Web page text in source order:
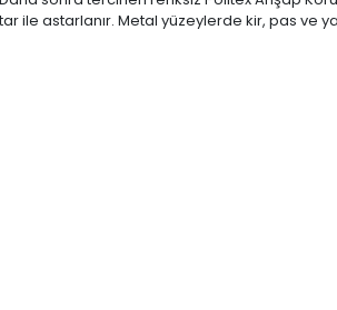
ile astarlanır. Metal yüzeylerde kir, pas